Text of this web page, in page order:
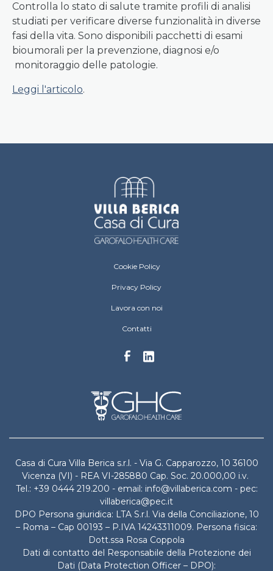
Controlla lo stato di salute tramite profili di analisi
studiati per verificare diverse funzionalità in diverse
fasi della vita. Sono disponibili pacchetti di esami
bioumorali per la prevenzione, diagnosi e/o
monitoraggio delle patologie.
Leggi l'articolo.
Villa Berica Footer menu
Cookie Policy
Privacy Policy
Lavora con noi
Contatti
Casa di Cura Villa Berica s.r.l. - Via G. Capparozzo, 10 36100
Vicenza (VI) - REA VI-285880 Cap. Soc. 20.000,00 i.v.
Tel.: +39 0444 219.200 - email: info@villaberica.com - pec:
villaberica@pec.it
DPO Persona giuridica: LTA S.r.l. Via della Conciliazione, 10
– Roma – Cap 00193 – P.IVA 14243311009. Persona fisica:
Dott.ssa Rosa Coppola
Dati di contatto del Responsabile della Protezione dei
Dati (Data Protection Officer – DPO):